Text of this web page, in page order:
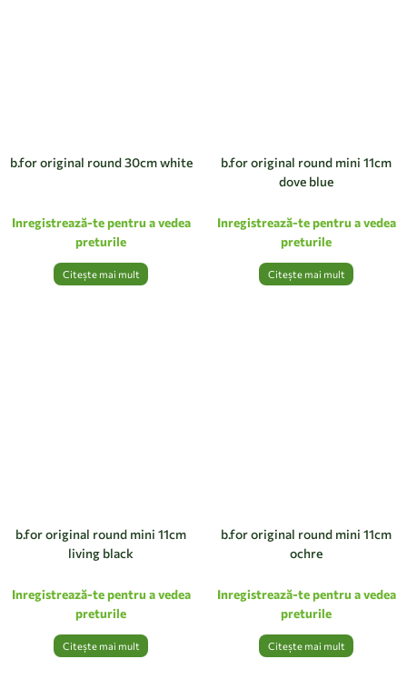
b.for original round 30cm white
Inregistrează-te pentru a vedea
preturile
Citește mai mult
b.for original round mini 11cm
dove blue
Inregistrează-te pentru a vedea
preturile
Citește mai mult
b.for original round mini 11cm
living black
Inregistrează-te pentru a vedea
preturile
Citește mai mult
b.for original round mini 11cm
ochre
Inregistrează-te pentru a vedea
preturile
Citește mai mult